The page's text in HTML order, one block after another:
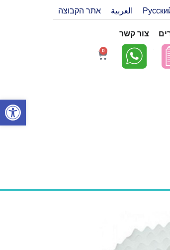
العربية אתר הקבוצה
צור קשר
0
פתח